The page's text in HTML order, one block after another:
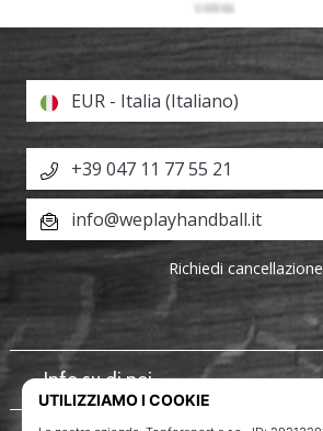
Info su di noi
EUR - Italia (Italiano)
+39 047 11 77 55 21
info@weplayhandball.it
Richiedi cancellazione